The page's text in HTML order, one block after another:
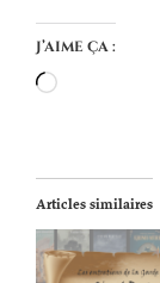
J’aime ça :
Articles similaires